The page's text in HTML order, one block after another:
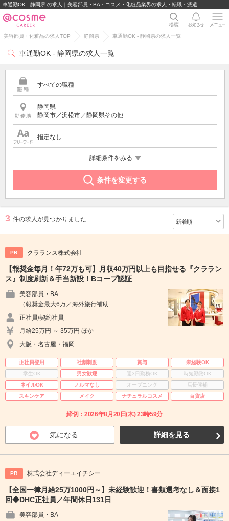
車通勤OK - 静岡県 の求人｜美容部員・BA・コスメ・化粧品業界の求人・転職・派遣
美容部員・化粧品の求人TOP 静岡県 車通勤OK - 静岡県の求人一覧
車通勤OK - 静岡県の求人一覧
すべての職種
静岡県
静岡市／浜松市／静岡県その他
指定なし
詳細条件をみる
条件を変更する
3 件の求人が見つかりました
PR クラランス株式会社
【報奨金毎月！年72万も可】月収40万円以上も目指せる『クララン
ス』制度刷新＆手当新設！Bコープ認証
美容部員・BA
（報奨金最大6万／海外旅行補助 …
正社員/契約社員
月給25万円 ～ 35万円 ほか
大阪・名古屋・福岡
正社員登用 社割制度 賞与
未経験OK
学生OK
男女歓迎 週3日勤務OK
時短勤務OK
ネイルOK
ノルマなし オープニング
店長候補
スキンケア
メイク ナチュラルコスメ 百貨店
締切：2026年8月20日(木) 23時59分
気になる 詳細を見る
PR 株式会社ディーエイチシー
【全国一律月給25万1000円～】未経験歓迎！書類選考なし＆面接1
回◆DHC正社員／年間休日131日
美容部員・BA